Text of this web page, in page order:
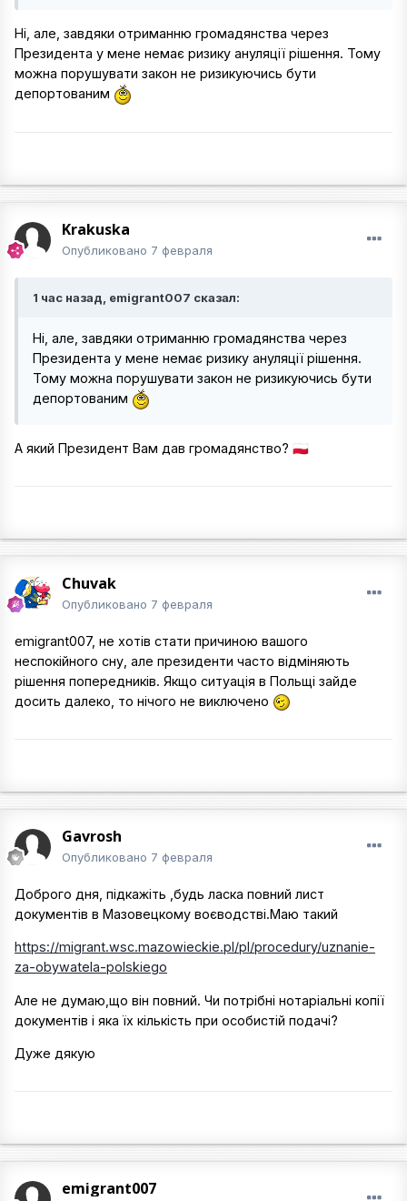
Ні, але, завдяки отриманню громадянства через
Президента у мене немає ризику ануляції рішення. Тому
можна порушувати закон не ризикуючись бути
депортованим
Krakuska
Опубликовано 7 февраля
1 час назад, emigrant007 сказал:
Ні, але, завдяки отриманню громадянства через
Президента у мене немає ризику ануляції рішення.
Тому можна порушувати закон не ризикуючись бути
депортованим
А який Президент Вам дав громадянство? 🇵🇱
Chuvak
Опубликовано 7 февраля
emigrant007, не хотів стати причиною вашого
неспокійного сну, але президенти часто відміняють
рішення попередників. Якщо ситуація в Польщі зайде
досить далеко, то нічого не виключено
Gavrosh
Опубликовано 7 февраля
Доброго дня, підкажіть ,будь ласка повний лист
документів в Мазовецкому воєводстві.Маю такий
https://migrant.wsc.mazowieckie.pl/pl/procedury/uznanie-
za-obywatela-polskiego
Але не думаю,що він повний. Чи потрібні нотаріальні копії
документів і яка їх кількість при особистій подачі?
Дуже дякую
emigrant007